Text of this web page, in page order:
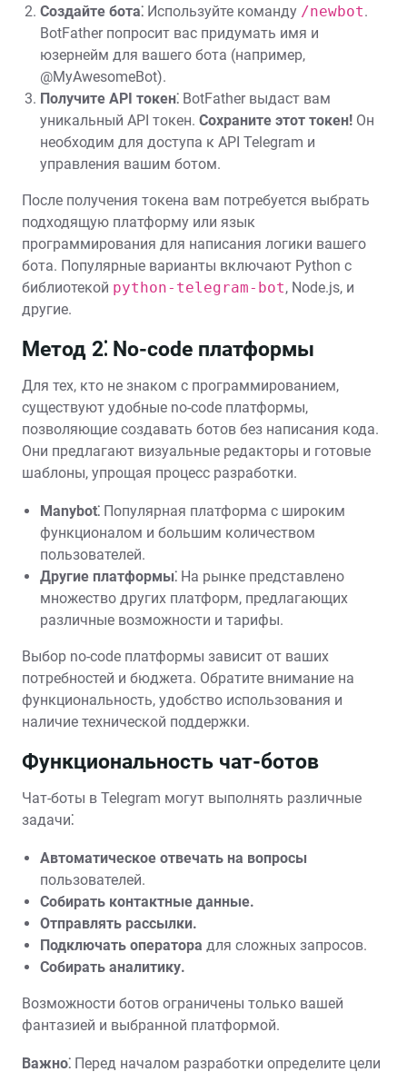
Создайте бота⁚ Используйте команду /newbot.
BotFather попросит вас придумать имя и
юзернейм для вашего бота (например,
@MyAwesomeBot).
Получите API токен⁚ BotFather выдаст вам
уникальный API токен. Сохраните этот токен! Он
необходим для доступа к API Telegram и
управления вашим ботом.
После получения токена вам потребуется выбрать
подходящую платформу или язык
программирования для написания логики вашего
бота. Популярные варианты включают Python с
библиотекой python-telegram-bot, Node.js, и
другие.
Метод 2⁚ No-code платформы
Для тех, кто не знаком с программированием,
существуют удобные no-code платформы,
позволяющие создавать ботов без написания кода.
Они предлагают визуальные редакторы и готовые
шаблоны, упрощая процесс разработки.
Manybot⁚ Популярная платформа с широким
функционалом и большим количеством
пользователей.
Другие платформы⁚ На рынке представлено
множество других платформ, предлагающих
различные возможности и тарифы.
Выбор no-code платформы зависит от ваших
потребностей и бюджета. Обратите внимание на
функциональность, удобство использования и
наличие технической поддержки.
Функциональность чат-ботов
Чат-боты в Telegram могут выполнять различные
задачи⁚
Автоматическое отвечать на вопросы
пользователей.
Собирать контактные данные.
Отправлять рассылки.
Подключать оператора для сложных запросов.
Собирать аналитику.
Возможности ботов ограничены только вашей
фантазией и выбранной платформой.
Важно⁚ Перед началом разработки определите цели